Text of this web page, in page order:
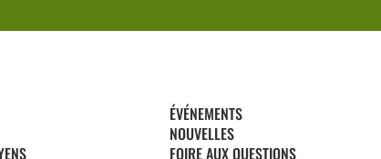
ÉVÉNEMENTS
NOUVELLES
FOIRE AUX QUESTIONS